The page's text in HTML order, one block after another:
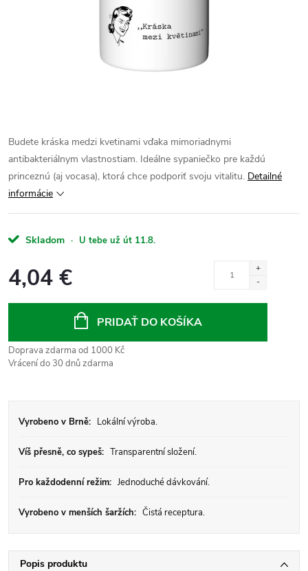
Budete kráska medzi kvetinami vďaka mimoriadnymi
antibakteriálnym vlastnostiam. Ideálne sypaniečko pre každú
princeznú (aj vocasa), ktorá chce podporiť svoju vitalitu. Detailné
informácie
Skladom · U tebe už út 11.8.
4,04 €
PRIDAŤ DO KOŠÍKA
Doprava zdarma od 1000 Kč
Vrácení do 30 dnů zdarma
Vyrobeno v Brně: Lokální výroba.
Víš přesně, co sypeš: Transparentní složení.
Pro každodenní režim: Jednoduché dávkování.
Vyrobeno v menších šaržích: Čistá receptura.
Popis produktu